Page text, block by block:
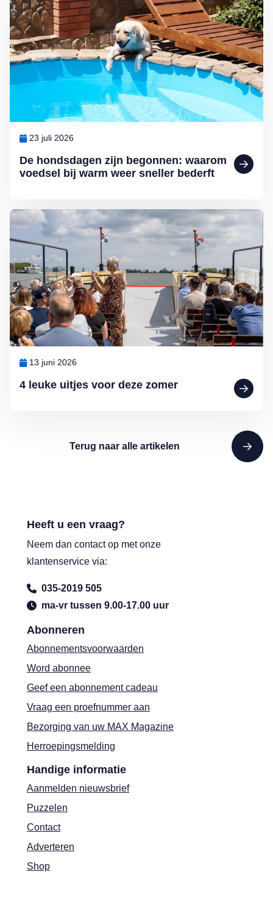
De hondsdagen zijn begonnen: waarom
voedsel bij warm weer sneller bederft
23 juli 2026
4 leuke uitjes voor deze zomer
13 juni 2026
Lees meer over 4 leuke uitjes voor deze zomer
Terug naar alle artikelen
Abonneren
Abonnementsvoorwaarden
Word abonnee
Geef een abonnement cadeau
Vraag een proefnummer aan
Bezorging van uw MAX Magazine
Herroepingsmelding
Handige informatie
Aanmelden nieuwsbrief
Puzzelen
Contact
Adverteren
Shop
Heeft u een vraag?
Neem dan contact op met onze
klantenservice via:
035-2019 505
ma-vr tussen 9.00-17.00 uur